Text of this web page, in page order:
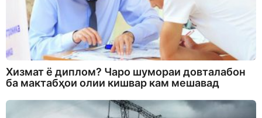
Хизмат ё диплом? Чаро шумораи довталабон
ба мактабҳои олии кишвар кам мешавад